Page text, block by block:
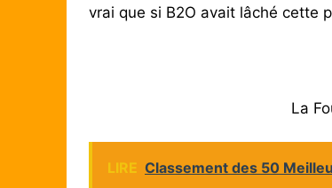
vrai que si B2O avait lâché cette
La
LIRE Classement des 50